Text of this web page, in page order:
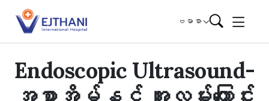
Skip to content
ဗမာစာ
Endoscopic Ultrasound-